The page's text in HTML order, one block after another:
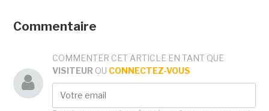
Commentaire
COMMENTER CET ARTICLE EN TANT QUE
VISITEUR OU CONNECTEZ-VOUS